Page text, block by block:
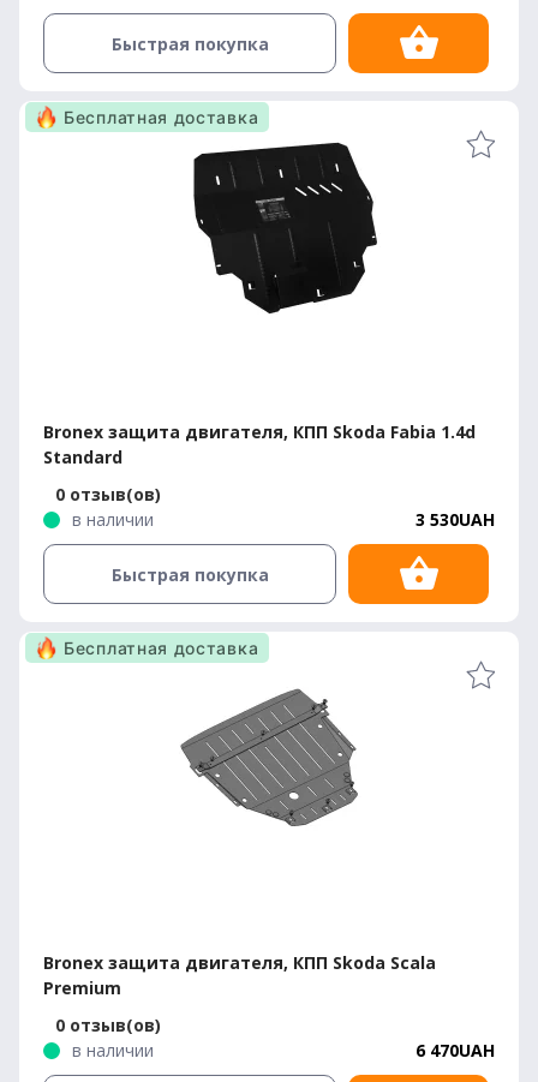
Быстрая покупка
Bronex защита двигателя, КПП Skoda Fabia 1.4d
Standard
0 отзыв(ов)
в наличии
3 530UAH
Бесплатная доставка
Быстрая покупка
Bronex защита двигателя, КПП Skoda Scala
Premium
0 отзыв(ов)
в наличии
6 470UAH
Бесплатная доставка